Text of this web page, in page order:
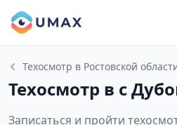
Техосмотр в Ростовской
Техосмотр в с
Записаться и пройти